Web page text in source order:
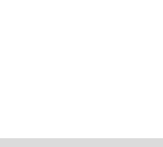
Настольная
Белая смерть